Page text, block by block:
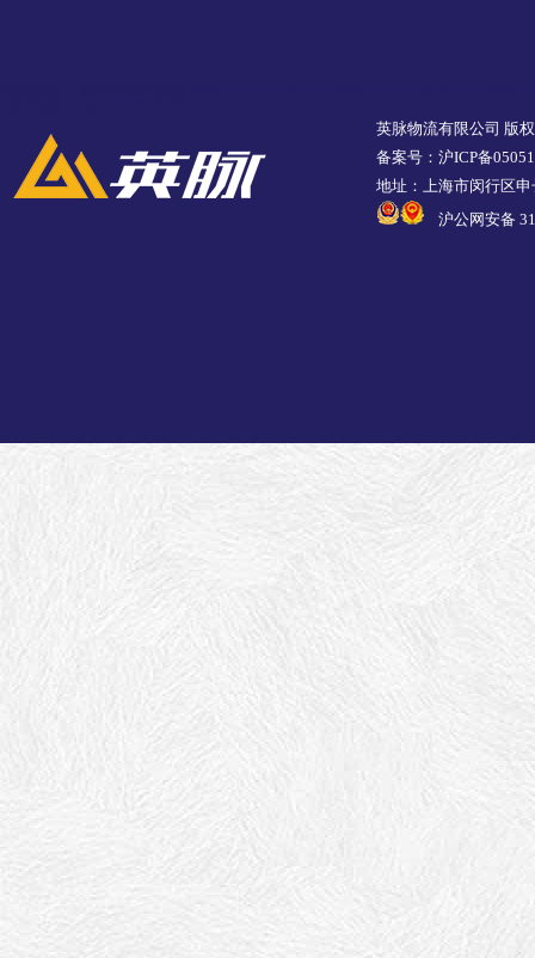
英脉物流有限公司 版
备案号：沪ICP备
地址：上海市闵行区
沪公网安备